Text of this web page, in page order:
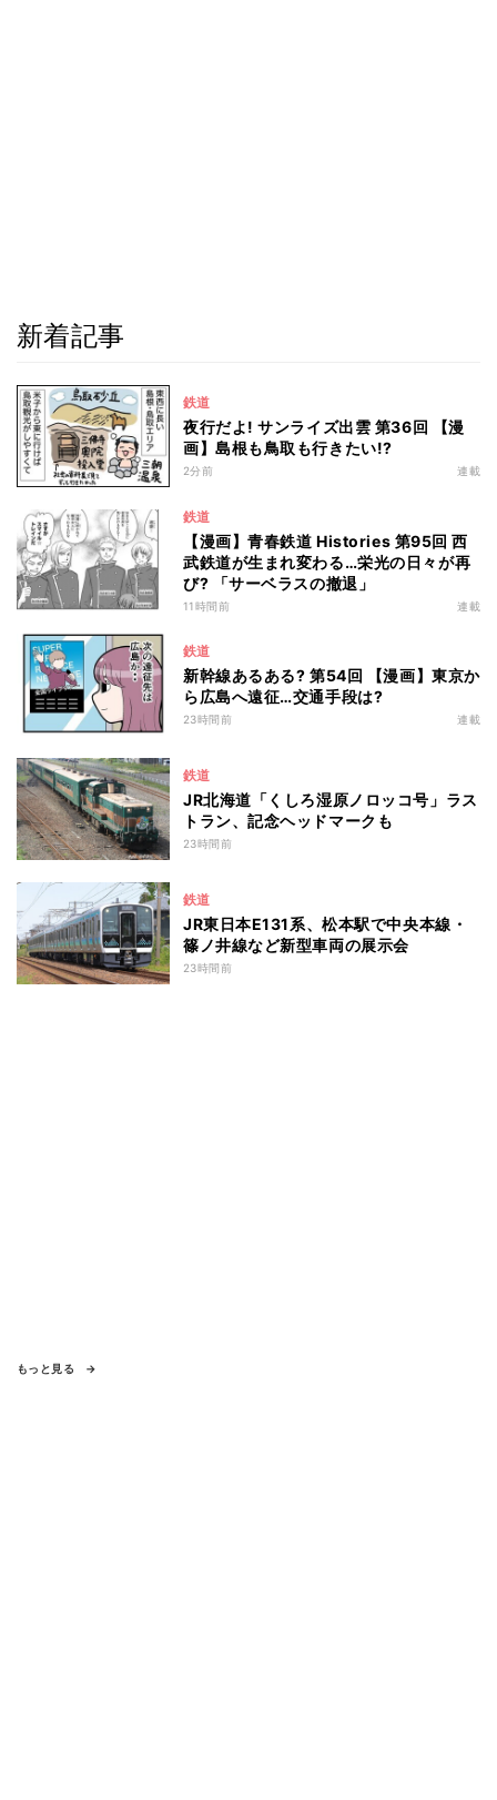
新着記事
鉄道
夜行だよ! サンライズ出雲 第36回 【漫
画】島根も鳥取も行きたい!?
2分前 連載
鉄道
【漫画】青春鉄道 Histories 第95回 西
武鉄道が生まれ変わる…栄光の日々が再
び? 「サーベラスの撤退」
11時間前 連載
鉄道
新幹線あるある? 第54回 【漫画】東京か
ら広島へ遠征…交通手段は?
23時間前 連載
鉄道
JR北海道「くしろ湿原ノロッコ号」ラス
トラン、記念ヘッドマークも
23時間前
鉄道
JR東日本E131系、松本駅で中央本線・
篠ノ井線など新型車両の展示会
23時間前
もっと見る